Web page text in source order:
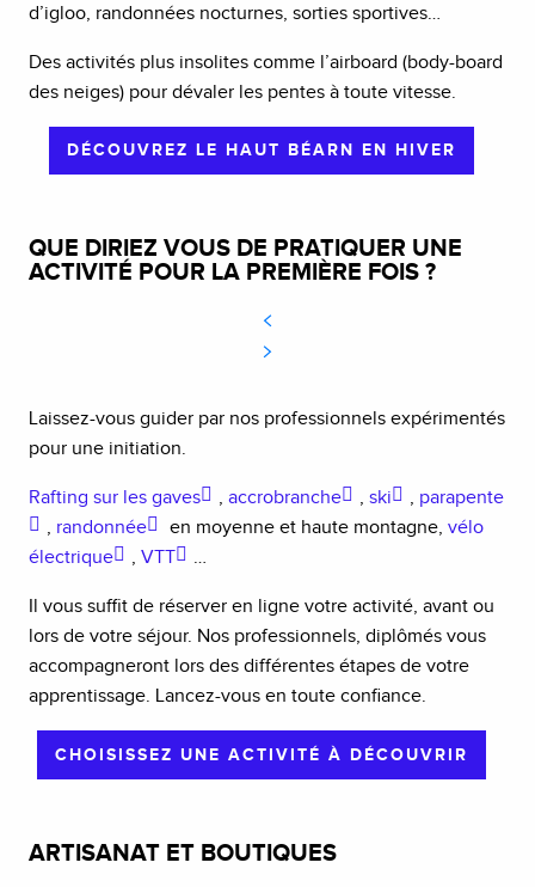
d’igloo, randonnées nocturnes, sorties sportives…
Des activités plus insolites comme l’airboard (body-board
des neiges) pour dévaler les pentes à toute vitesse.
DÉCOUVREZ LE HAUT BÉARN EN HIVER
QUE DIRIEZ VOUS DE PRATIQUER UNE
ACTIVITÉ POUR LA PREMIÈRE FOIS ?
Laissez-vous guider par nos professionnels expérimentés
pour une initiation.
Rafting sur les gaves , accrobranche , ski , parapente
, randonnée en moyenne et haute montagne, vélo
électrique
, VTT …
Il vous suffit de réserver en ligne votre activité, avant ou
lors de votre séjour. Nos professionnels, diplômés vous
accompagneront lors des différentes étapes de votre
apprentissage. Lancez-vous en toute confiance.
CHOISISSEZ UNE ACTIVITÉ À DÉCOUVRIR
ARTISANAT ET BOUTIQUES